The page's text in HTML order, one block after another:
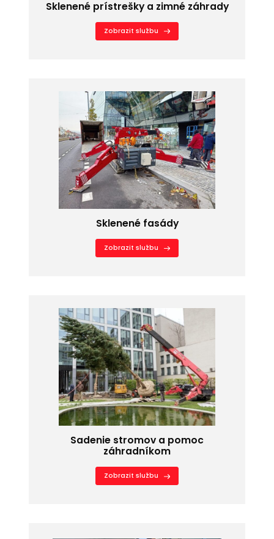
Sklenené prístrešky a zimné záhrady
Zobrazit službu
Sklenené fasády
Zobrazit službu
Sadenie stromov a pomoc
záhradníkom
Zobrazit službu